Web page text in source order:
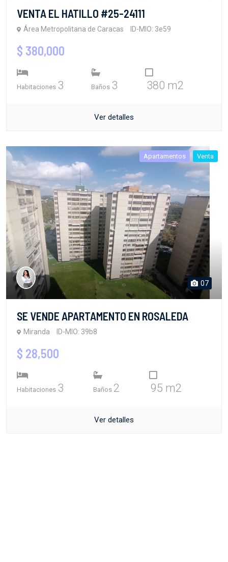
VENTA EL HATILLO #25-24111
Área Metropolitana de Caracas ID-MIO: 3e59
$ 380,000
Habitaciones 3 Baños 3 380 m2
Ver detalles
Apartamentos Venta
07
SE VENDE APARTAMENTO EN ROSALEDA
Miranda ID-MIO: 39b8
$ 28,500
Habitaciones 3 Baños 2 95 m2
Ver detalles